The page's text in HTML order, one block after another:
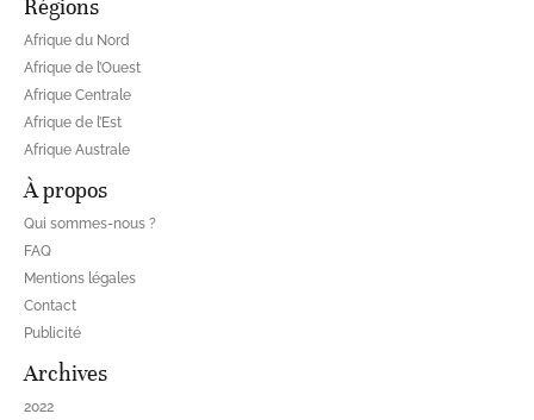
Régions
Afrique du Nord
Afrique de l’Ouest
Afrique Centrale
Afrique de l’Est
Afrique Australe
À propos
Qui sommes-nous ?
FAQ
Mentions légales
Contact
Publicité
Archives
2022